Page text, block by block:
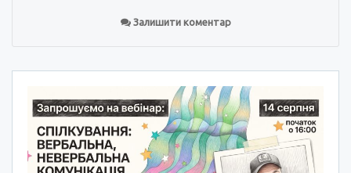
Залишити коментар